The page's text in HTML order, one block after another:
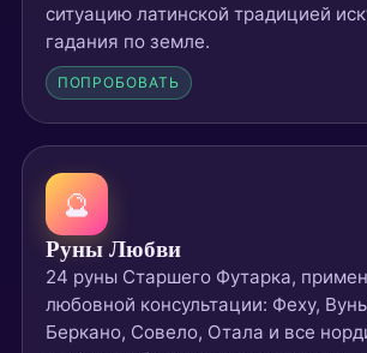
ситуацию латинской традицией
гадания по земле.
ПОПРОБОВАТЬ
🔮
Руны Любви
24 руны Старшего Футарка,
любовной консультации: Феху,
Беркано, Совело, Отала и все